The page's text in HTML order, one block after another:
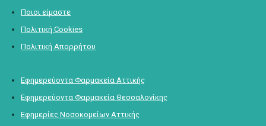
Ποιοι είμαστε
Πολιτική Cookies
Πολιτική Απορρήτου
Εφημερεύοντα Φαρμακεία Αττικής
Εφημερεύοντα Φαρμακεία Θεσσαλονίκης
Εφημερίες Νοσοκομείων Αττικής